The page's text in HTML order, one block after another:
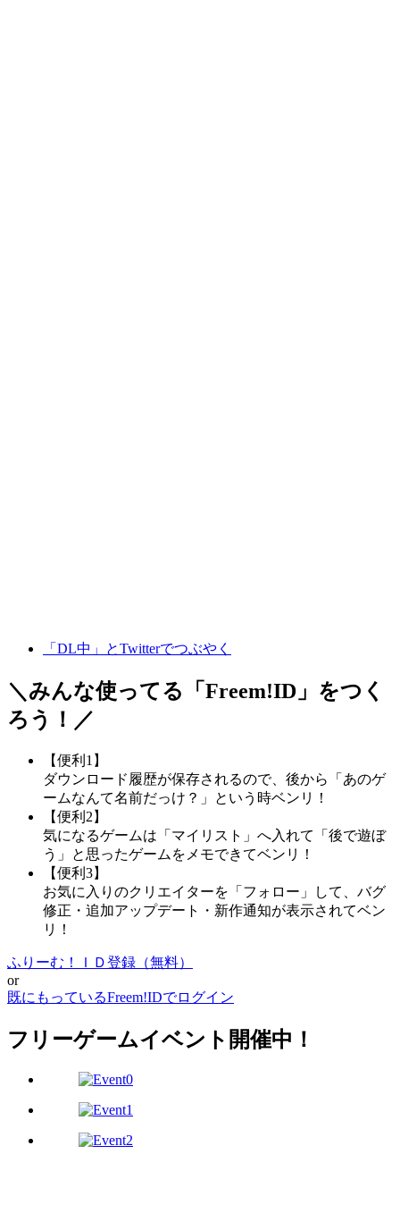
「DL中」とTwitterでつぶやく
＼みんな使ってる「 Freem!ID 」をつく
ろう！／
【便利1】
ダウンロード履歴が保存されるので、後から「あのゲ
ームなんて名前だっけ？」という時ベンリ！
【便利2】
気になるゲームは「マイリスト」へ入れて「後で遊ぼ
う」と思ったゲームをメモできてベンリ！
【便利3】
お気に入りのクリエイターを「フォロー」して、バグ
修正・追加アップデート・新作通知が表示されてベン
リ！
ふりーむ！ＩＤ登録（無料）
or
既にもっているFreem!IDでログイン
フリーゲームイベント開催中！